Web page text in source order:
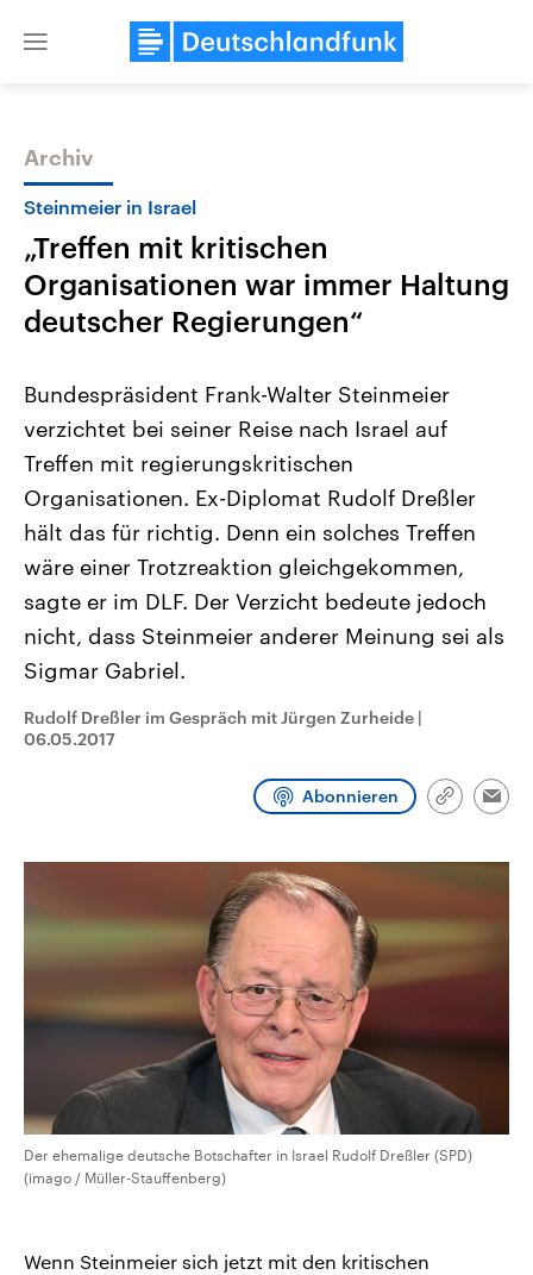
Close
Themen
2026
Alle Informationen
Sachsen-Anhalt wählt am 6.
September 2026 einen neuen
Landtag. Seit 2021 wird das
Bundesland von einer Koalition aus
CDU, SPD und FDP regiert.-
Umfragen, Prognosen,
und Hintergründe zu den Parteien
und Kandidaten der anstehenden
Wahl.
Aktuelle Beiträge,
Hintergründe
Wirtschaftlich und
gehören die Vereinigten
den mächtigsten Ländern
mit großem Einfluss auf
Sendungen Programm Podcasts
Audio-Archiv
Archiv
Steinmeier in Israel
„Treffen mit kritischen
Organisationen war immer Haltung
deutscher Regierungen“
Bundespräsident Frank-Walter Steinmeier
verzichtet bei seiner Reise nach Israel auf
Treffen mit regierungskritischen
Organisationen. Ex-Diplomat Rudolf Dreßler
hält das für richtig. Denn ein solches Treffen
wäre einer Trotzreaktion gleichgekommen,
sagte er im DLF. Der Verzicht bedeute jedoch
nicht, dass Steinmeier anderer Meinung sei als
Sigmar Gabriel.
Rudolf Dreßler im Gespräch mit Jürgen Zurheide |
06.05.2017
Abonnieren
Link
Der ehemalige deutsche Botschafter in Israel Rudolf Dreßler (SPD)
(imago / Müller-Stauffenberg)
Wenn Steinmeier sich jetzt mit den kritischen